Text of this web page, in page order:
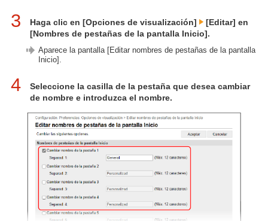
3 Haga clic en [Opciones de visualización]
[Editar] en
[Nombres de pestañas de la pantalla Inicio].
Aparece la pantalla [Editar nombres de pestañas de la pantalla
Inicio].
4
Seleccione la casilla de la pestaña que desea cambiar
de nombre e introduzca el nombre.